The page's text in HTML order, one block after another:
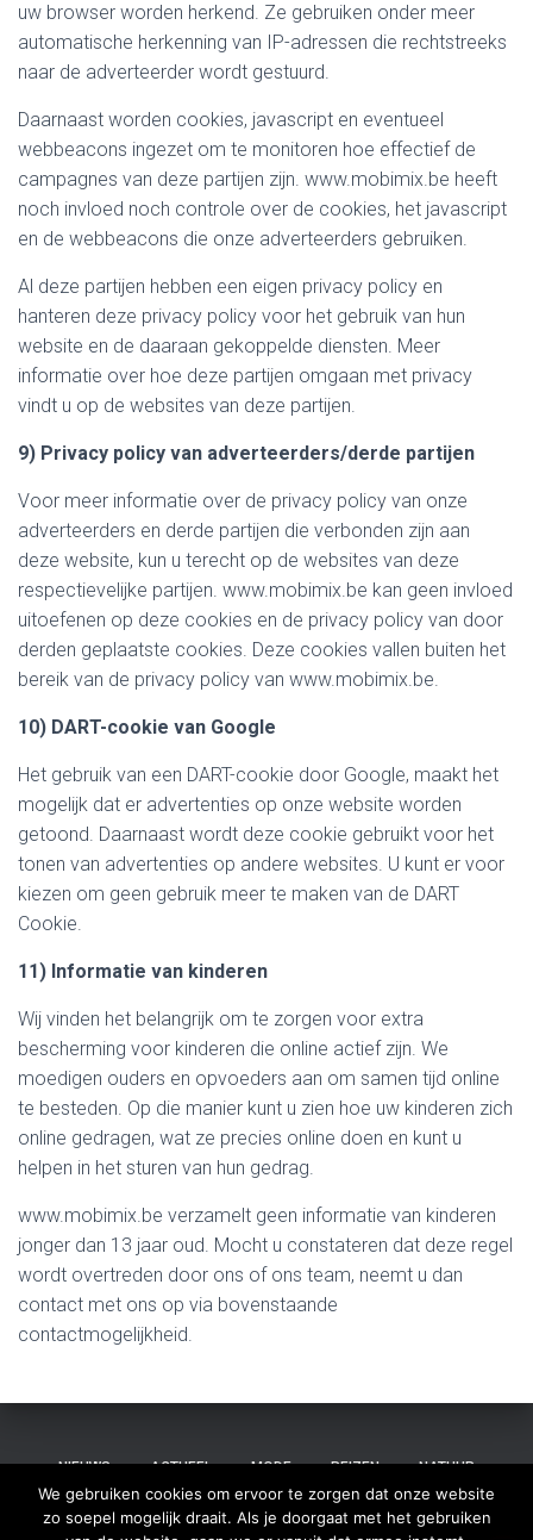
uw browser worden herkend. Ze gebruiken onder meer
automatische herkenning van IP-adressen die rechtstreeks
naar de adverteerder wordt gestuurd.
Daarnaast worden cookies, javascript en eventueel
webbeacons ingezet om te monitoren hoe effectief de
campagnes van deze partijen zijn. www.mobimix.be heeft
noch invloed noch controle over de cookies, het javascript
en de webbeacons die onze adverteerders gebruiken.
Al deze partijen hebben een eigen privacy policy en
hanteren deze privacy policy voor het gebruik van hun
website en de daaraan gekoppelde diensten. Meer
informatie over hoe deze partijen omgaan met privacy
vindt u op de websites van deze partijen.
9) Privacy policy van adverteerders/derde partijen
Voor meer informatie over de privacy policy van onze
adverteerders en derde partijen die verbonden zijn aan
deze website, kun u terecht op de websites van deze
respectievelijke partijen. www.mobimix.be kan geen invloed
uitoefenen op deze cookies en de privacy policy van door
derden geplaatste cookies. Deze cookies vallen buiten het
bereik van de privacy policy van www.mobimix.be.
10) DART-cookie van Google
Het gebruik van een DART-cookie door Google, maakt het
mogelijk dat er advertenties op onze website worden
getoond. Daarnaast wordt deze cookie gebruikt voor het
tonen van advertenties op andere websites. U kunt er voor
kiezen om geen gebruik meer te maken van de DART
Cookie.
11) Informatie van kinderen
Wij vinden het belangrijk om te zorgen voor extra
bescherming voor kinderen die online actief zijn. We
moedigen ouders en opvoeders aan om samen tijd online
te besteden. Op die manier kunt u zien hoe uw kinderen zich
online gedragen, wat ze precies online doen en kunt u
helpen in het sturen van hun gedrag.
www.mobimix.be verzamelt geen informatie van kinderen
jonger dan 13 jaar oud. Mocht u constateren dat deze regel
wordt overtreden door ons of ons team, neemt u dan
contact met ons op via bovenstaande
contactmogelijkheid.
NIEUWS ACTUEEL MODE REIZEN NATUUR
LIFESTYLE SPULLEN OPINIE CONTACT
We gebruiken cookies om ervoor te zorgen dat onze website
zo soepel mogelijk draait. Als je doorgaat met het gebruiken